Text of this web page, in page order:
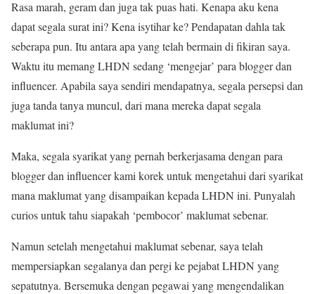
Rasa marah, geram dan juga tak puas hati. Kenapa aku kena
dapat segala surat ini? Kena isytihar ke? Pendapatan dahla tak
seberapa pun. Itu antara apa yang telah bermain di fikiran saya.
Waktu itu memang LHDN sedang ‘mengejar’ para blogger dan
influencer. Apabila saya sendiri mendapatnya, segala persepsi dan
juga tanda tanya muncul, dari mana mereka dapat segala
maklumat ini?
Maka, segala syarikat yang pernah berkerjasama dengan para
blogger dan influencer kami korek untuk mengetahui dari syarikat
mana maklumat yang disampaikan kepada LHDN ini. Punyalah
curios untuk tahu siapakah ‘pembocor’ maklumat sebenar.
Namun setelah mengetahui maklumat sebenar, saya telah
mempersiapkan segalanya dan pergi ke pejabat LHDN yang
sepatutnya. Bersemuka dengan pegawai yang mengendalikan